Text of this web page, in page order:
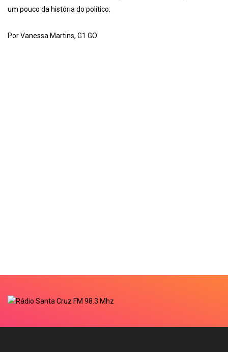
um pouco da história do político.
Por Vanessa Martins, G1 GO